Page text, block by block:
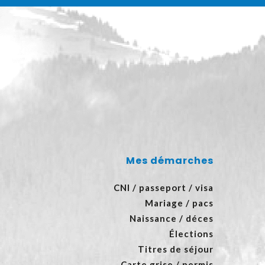
Mes démarches
CNI / passeport / visa
Mariage / pacs
Naissance / déces
Élections
Titres de séjour